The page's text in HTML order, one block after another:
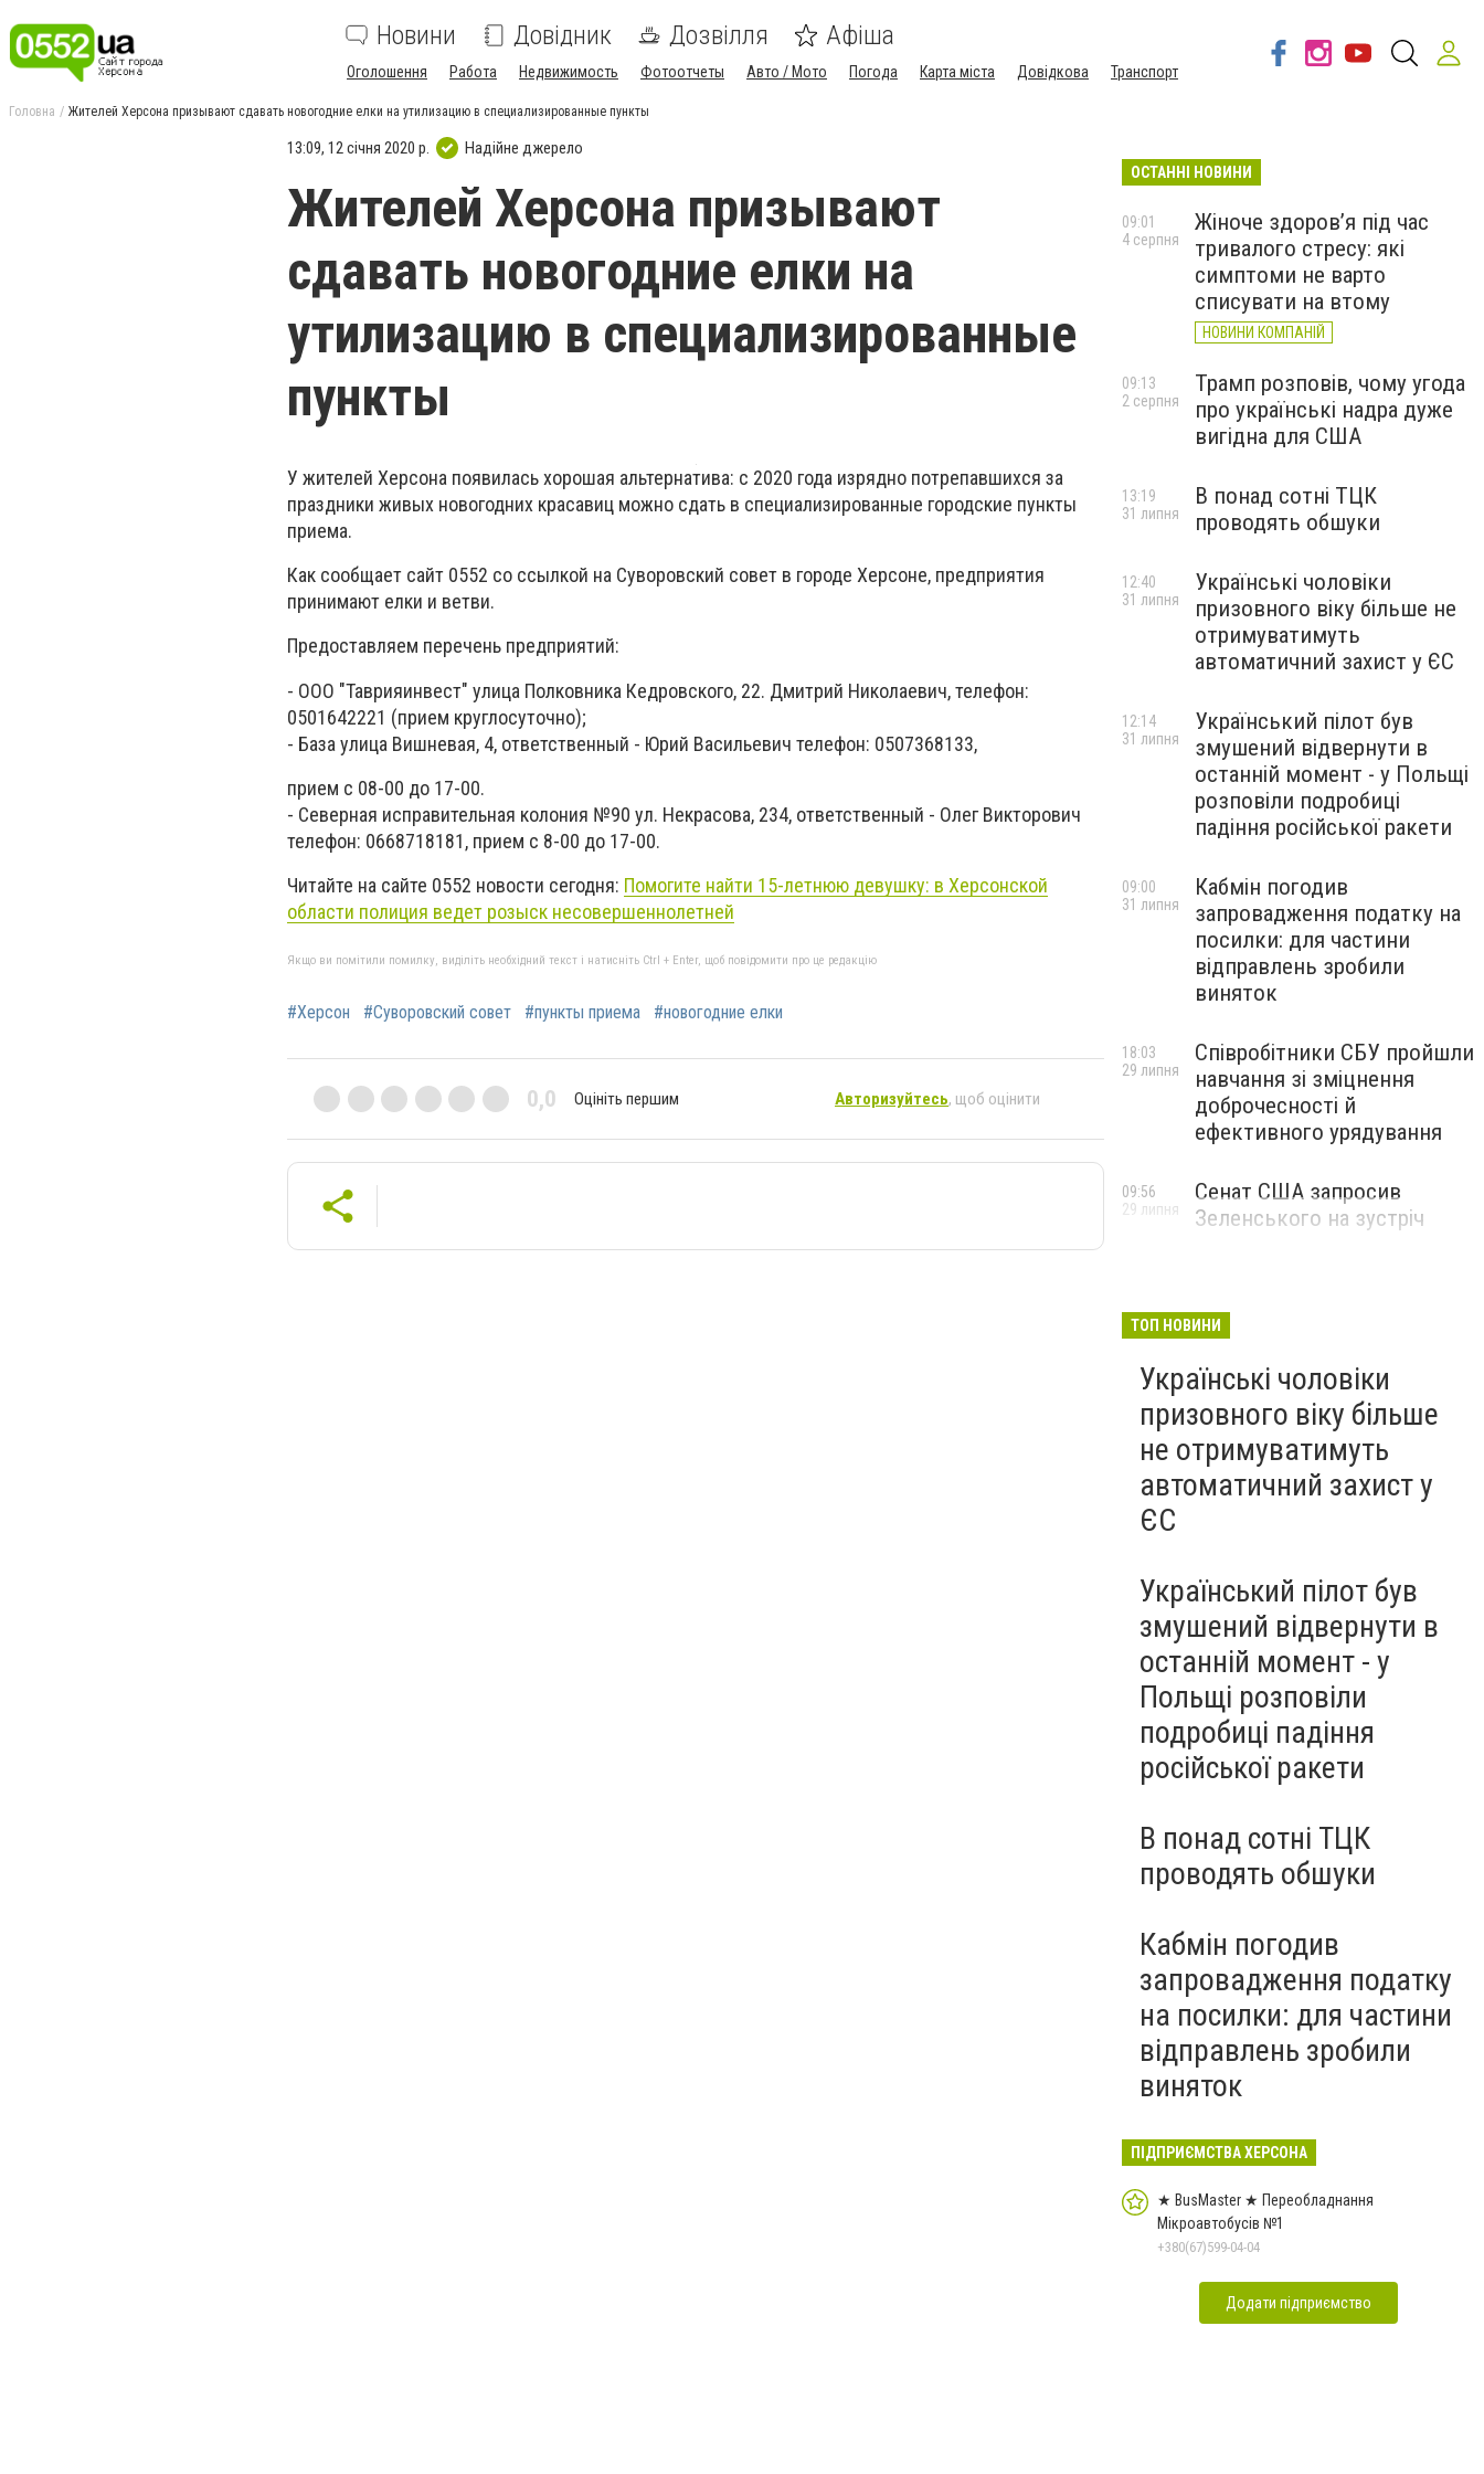
Новини Довідник Дозвілля Афіша
Оголошення Работа Недвижимость Фотоотчеты Авто / Мото Погода Карта міста Довідкова Транспорт
Головна Жителей Херсона призывают сдавать новогодние елки на утилизацию в специализированные пункты
13:09, 12 січня 2020 р. Надійне джерело
Жителей Херсона призывают
сдавать новогодние елки на
утилизацию в специализированные
пункты
У жителей Херсона появилась хорошая альтернатива: с 2020 года изрядно потрепавшихся за
праздники живых новогодних красавиц можно сдать в специализированные городские пункты
приема.
Как сообщает сайт 0552 со ссылкой на Суворовский совет в городе Херсоне, предприятия
принимают елки и ветви.
Предоставляем перечень предприятий:
- ООО "Таврияинвест" улица Полковника Кедровского, 22. Дмитрий Николаевич, телефон:
0501642221 (прием круглосуточно);
- База улица Вишневая, 4, ответственный - Юрий Васильевич телефон: 0507368133,
прием с 08-00 до 17-00.
- Северная исправительная колония №90 ул. Некрасова, 234, ответственный - Олег Викторович
телефон: 0668718181, прием с 8-00 до 17-00.
Читайте на сайте 0552 новости сегодня: Помогите найти 15-летнюю девушку: в Херсонской
области полиция ведет розыск несовершеннолетней
Якщо ви помітили помилку, виділіть необхідний текст і натисніть Ctrl + Enter, щоб повідомити про це редакцію
#Херсон #Суворовский совет #пункты приема #новогодние елки
0,0 Оцініть першим Авторизуйтесь, щоб оцінити
ОСТАННІ НОВИНИ
Жіноче здоров’я під час
тривалого стресу: які
симптоми не варто
списувати на втому
НОВИНИ КОМПАНІЙ
09:01
4 серпня
Трамп розповів, чому угода
про українські надра дуже
вигідна для США
09:13
2 серпня
В понад сотні ТЦК
проводять обшуки
13:19
31 липня
Українські чоловіки
призовного віку більше не
отримуватимуть
автоматичний захист у ЄС
12:40
31 липня
Український пілот був
змушений відвернути в
останній момент - у Польщі
розповіли подробиці
падіння російської ракети
12:14
31 липня
Кабмін погодив
запровадження податку на
посилки: для частини
відправлень зробили
виняток
09:00
31 липня
Співробітники СБУ пройшли
навчання зі зміцнення
доброчесності й
ефективного урядування
18:03
29 липня
Сенат США запросив
Зеленського на зустріч
09:56
29 липня
ТОП НОВИНИ
Українські чоловіки
призовного віку більше
не отримуватимуть
автоматичний захист у
ЄС
Український пілот був
змушений відвернути в
останній момент - у
Польщі розповіли
подробиці падіння
російської ракети
В понад сотні ТЦК
проводять обшуки
Кабмін погодив
запровадження податку
на посилки: для частини
відправлень зробили
виняток
ПІДПРИЄМСТВА ХЕРСОНА
★ BusMaster ★ Переобладнання
Мікроавтобусів №1
+380(67)599-04-04
Додати підприємство